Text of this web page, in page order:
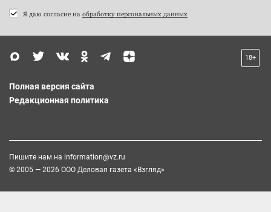
Я даю согласие на обработку персональных данных
18+
Полная версия сайта
Редакционная политика
Пишите нам на information@vz.ru
© 2005 — 2026 ООО Деловая газета «Взгляд»